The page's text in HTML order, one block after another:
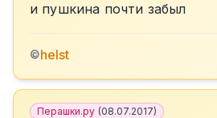
и пушкина почти забыл
©helst
Перашки.ру (08.07.2017)